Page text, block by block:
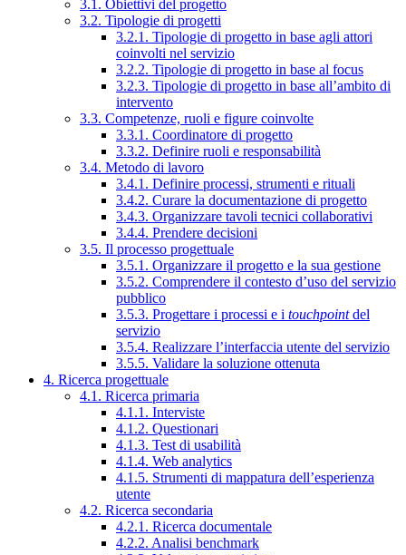
3.1. Obiettivi del progetto
3.2. Tipologie di progetti
3.2.1. Tipologie di progetto in base agli attori
coinvolti nel servizio
3.2.2. Tipologie di progetto in base al focus
3.2.3. Tipologie di progetto in base all’ambito di
intervento
3.3. Competenze, ruoli e figure coinvolte
3.3.1. Coordinatore di progetto
3.3.2. Definire ruoli e responsabilità
3.4. Metodo di lavoro
3.4.1. Definire processi, strumenti e rituali
3.4.2. Curare la documentazione di progetto
3.4.3. Organizzare tavoli tecnici collaborativi
3.4.4. Prendere decisioni
3.5. Il processo progettuale
3.5.1. Organizzare il progetto e la sua gestione
3.5.2. Comprendere il contesto d’uso del servizio
pubblico
3.5.3. Progettare i processi e i touchpointdel
servizio
3.5.4. Realizzare l’interfaccia utente del servizio
3.5.5. Validare la soluzione ottenuta
4. Ricerca progettuale
4.1. Ricerca primaria
4.1.1. Interviste
4.1.2. Questionari
4.1.3. Test di usabilità
4.1.4. Web analytics
4.1.5. Strumenti di mappatura dell’esperienza
utente
4.2. Ricerca secondaria
4.2.1. Ricerca documentale
4.2.2. Analisi benchmark